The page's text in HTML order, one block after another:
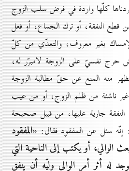
كلّها واردة في فرض سلب الزوج
النفقة، أو ترك الجماع، أو فعل
بغير معروف، والتعدّي من كلّ
حرج نفسيّ على الزوجة لامبرّر له،
منه المنع عن حقّ مطالبة الزوجة
ناشئة من ظلم الزوج، أو من عيب
جارية عليها، من قبيل صحيحة
إنّه سئل عن المفقود فقال: «المفقود
الوالي، أو يكتب إلى الناحية التي
له أثر أمر الوالي وليّه أن ينفق